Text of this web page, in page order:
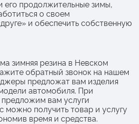
его продолжительные зимы,
о своем
и обеспечить собственную
зимняя резина в Невском
обратный звонок на нашем
предложат вам изделия
автомобиля. При
вам услуги
можно получить товар и услугу
время и средства.